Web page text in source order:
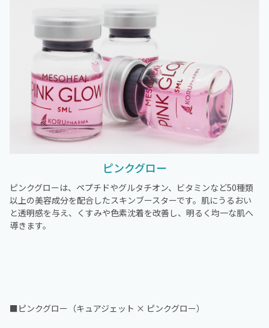
ピンクグロー
ピンクグローは、ペプチドやグルタチオン、ビタミンなど50種類
以上の美容成分を配合したスキンブースターです。肌にうるおい
と透明感を与え、くすみや色素沈着を改善し、明るく均一な肌へ
導きます。
■ピンクグロー（キュアジェット × ピンクグロー）